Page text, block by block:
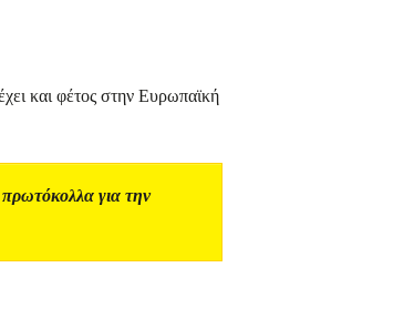
και φέτος στην Ευρωπαϊκή
για την